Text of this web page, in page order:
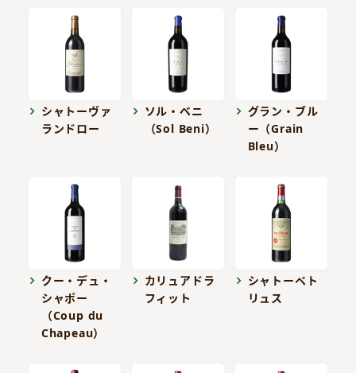
シャトーヴァ
ランドロー
ソル・ベニ
（Sol Beni）
グラン・ブル
ー（Grain
Bleu）
クー・デュ・
シャポー
（Coup du
Chapeau）
カリュアドラ
フィット
シャトーペト
リュス